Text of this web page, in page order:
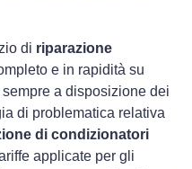
di riparazione
e in rapidità su
a disposizione dei
di problematica relativa
di condizionatori
applicate per gli